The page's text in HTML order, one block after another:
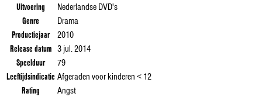
Uitvoering
Nederlandse DVD's
Genre
Drama
Productiejaar
2010
Release datum 3 jul. 2014
Speelduur
79
Leeftijdsindicatie Afgeraden voor kinderen < 12
Rating
Angst